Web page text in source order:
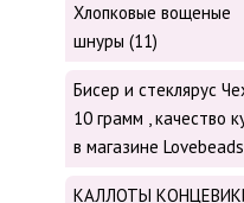
Хлопковые вощеные
шнуры (11)
Бисер и стеклярус
10 грамм , качество
в магазине
КАЛЛОТЫ